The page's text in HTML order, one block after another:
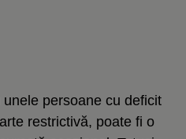
persoane cu deficit
restrictivă, poate fi o